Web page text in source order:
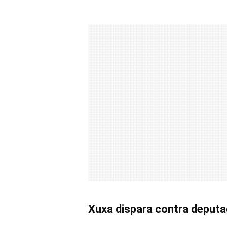
Xuxa dispara contra